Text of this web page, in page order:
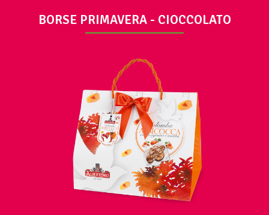
BORSE PRIMAVERA - CIOCCOLATO
VISUALIZZA